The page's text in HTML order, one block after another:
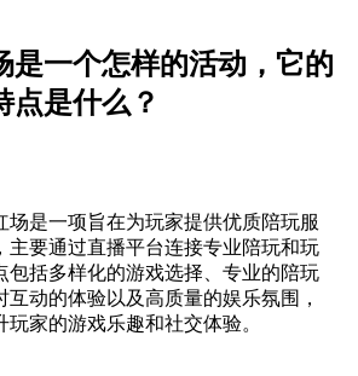
是一个怎样的活动，它的
点是什么？
场是一项旨在为玩家提供优质陪玩服
主要通过直播平台连接专业陪玩和玩
包括多样化的游戏选择、专业的陪玩
互动的体验以及高质量的娱乐氛围，
玩家的游戏乐趣和社交体验。